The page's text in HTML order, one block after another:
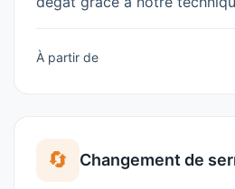
À partir de
🔄 Changement de